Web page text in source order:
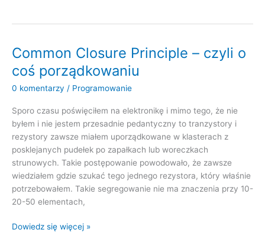
jeśli
używasz
jednej
klasy
używasz
wszystkich
Common Closure Principle – czyli o
coś porządkowaniu
0 komentarzy / Programowanie
Sporo czasu poświęciłem na elektronikę i mimo tego, że nie
byłem i nie jestem przesadnie pedantyczny to tranzystory i
rezystory zawsze miałem uporządkowane w klasterach z
posklejanych pudełek po zapałkach lub woreczkach
strunowych. Takie postępowanie powodowało, że zawsze
wiedziałem gdzie szukać tego jednego rezystora, który właśnie
potrzebowałem. Takie segregowanie nie ma znaczenia przy 10-
20-50 elementach,
Common
Dowiedz się więcej »